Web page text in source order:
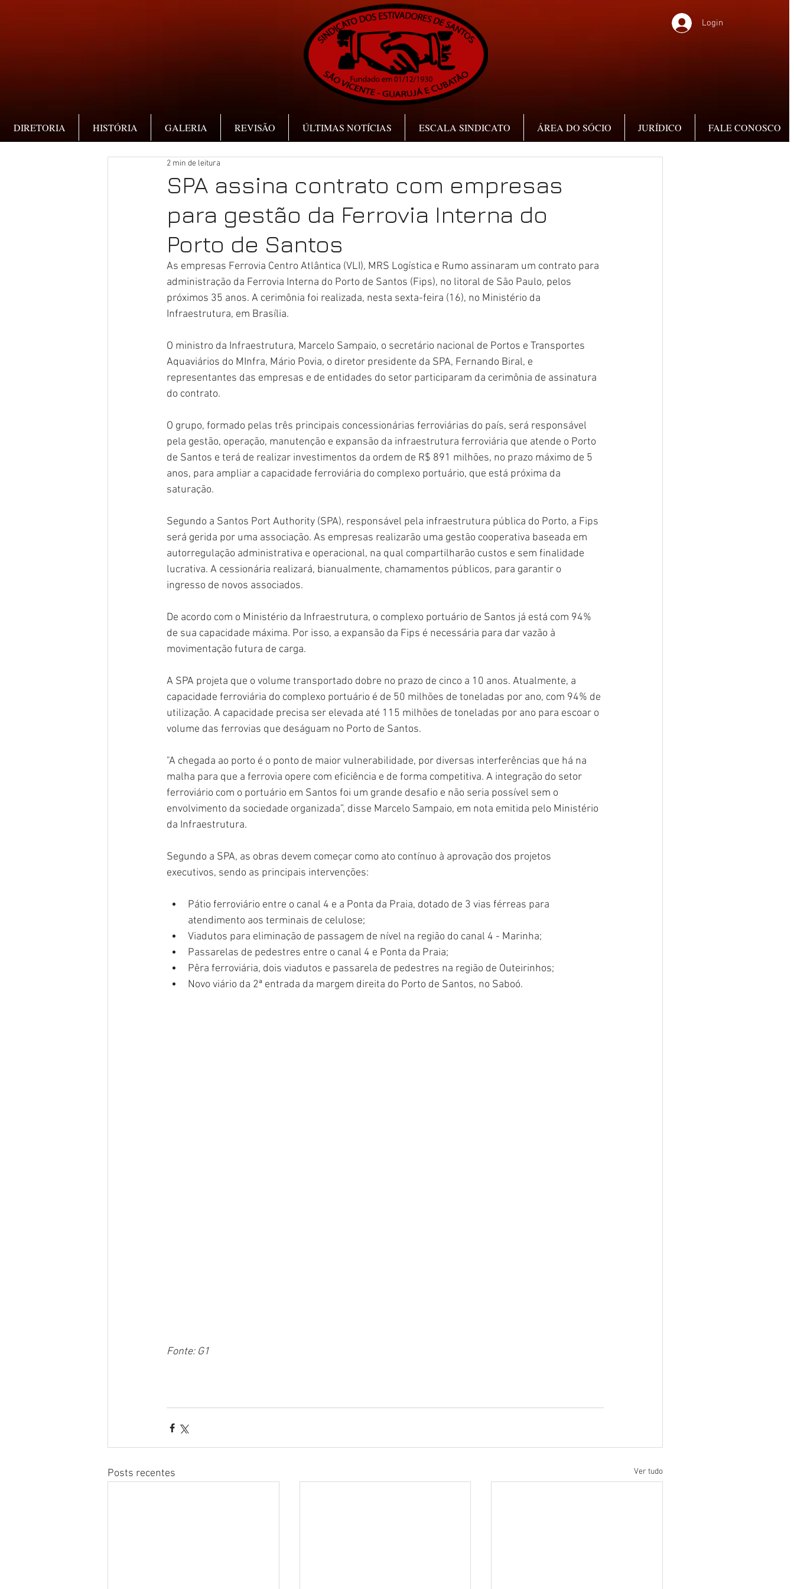
Login
DIRETORIA HISTÓRIA GALERIA REVISÃO ÚLTIMAS NOTÍCIAS ESCALA SINDICATO ÁREA DO SÓCIO JURÍDICO FALE CONOSCO
SPA assina contrato com empresas
para gestão da Ferrovia Interna do
Porto de Santos
2 min de leitura
As empresas Ferrovia Centro Atlântica (VLI), MRS Logística e Rumo assinaram um contrato para
administração da Ferrovia Interna do Porto de Santos (Fips), no litoral de São Paulo, pelos
próximos 35 anos. A cerimônia foi realizada, nesta sexta-feira (16), no Ministério da
Infraestrutura, em Brasília.
O ministro da Infraestrutura, Marcelo Sampaio, o secretário nacional de Portos e Transportes
Aquaviários do MInfra, Mário Povia, o diretor presidente da SPA, Fernando Biral, e
representantes das empresas e de entidades do setor participaram da cerimônia de assinatura
do contrato.
O grupo, formado pelas três principais concessionárias ferroviárias do país, será responsável
pela gestão, operação, manutenção e expansão da infraestrutura ferroviária que atende o Porto
de Santos e terá de realizar investimentos da ordem de R$ 891 milhões, no prazo máximo de 5
anos, para ampliar a capacidade ferroviária do complexo portuário, que está próxima da
saturação.
Segundo a Santos Port Authority (SPA), responsável pela infraestrutura pública do Porto, a Fips
será gerida por uma associação. As empresas realizarão uma gestão cooperativa baseada em
autorregulação administrativa e operacional, na qual compartilharão custos e sem finalidade
lucrativa. A cessionária realizará, bianualmente, chamamentos públicos, para garantir o
ingresso de novos associados.
De acordo com o Ministério da Infraestrutura, o complexo portuário de Santos já está com 94%
de sua capacidade máxima. Por isso, a expansão da Fips é necessária para dar vazão à
movimentação futura de carga.
A SPA projeta que o volume transportado dobre no prazo de cinco a 10 anos. Atualmente, a
capacidade ferroviária do complexo portuário é de 50 milhões de toneladas por ano, com 94% de
utilização. A capacidade precisa ser elevada até 115 milhões de toneladas por ano para escoar o
volume das ferrovias que deságuam no Porto de Santos.
"A chegada ao porto é o ponto de maior vulnerabilidade, por diversas interferências que há na
malha para que a ferrovia opere com eficiência e de forma competitiva. A integração do setor
ferroviário com o portuário em Santos foi um grande desafio e não seria possível sem o
envolvimento da sociedade organizada”, disse Marcelo Sampaio, em nota emitida pelo Ministério
da Infraestrutura.
Segundo a SPA, as obras devem começar como ato contínuo à aprovação dos projetos
executivos, sendo as principais intervenções:
Pátio ferroviário entre o canal 4 e a Ponta da Praia, dotado de 3 vias férreas para
atendimento aos terminais de celulose;
Viadutos para eliminação de passagem de nível na região do canal 4 - Marinha;
Passarelas de pedestres entre o canal 4 e Ponta da Praia;
Pêra ferroviária, dois viadutos e passarela de pedestres na região de Outeirinhos;
Novo viário da 2ª entrada da margem direita do Porto de Santos, no Saboó.
Fonte: G1
Posts recentes Ver tudo